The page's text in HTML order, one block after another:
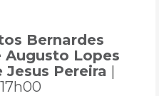
Bernardes
Augusto Lopes
Jesus Pereira |